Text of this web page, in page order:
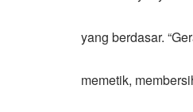
yang berdasar.
memetik,